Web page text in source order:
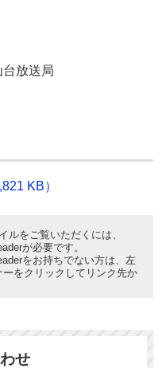
放送局
KB）
ルをご覧いただくには、
が必要です。
をお持ちでない方は、左
をクリックしてリンク先か
せ